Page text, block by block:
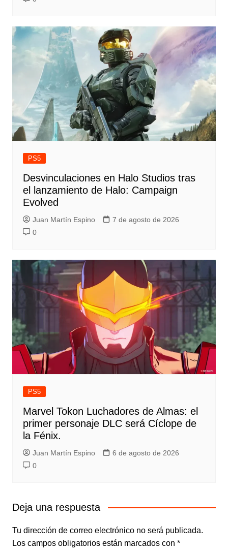
PS5
Desvinculaciones en Halo Studios tras
el lanzamiento de Halo: Campaign
Evolved
Juan Martín Espino
7 de agosto de 2026
0
PS5
Marvel Tokon Luchadores de Almas: el
primer personaje DLC será Cíclope de
la Fénix.
Juan Martín Espino
6 de agosto de 2026
0
Deja una respuesta
Tu dirección de correo electrónico no será publicada.
Los campos obligatorios están marcados con *